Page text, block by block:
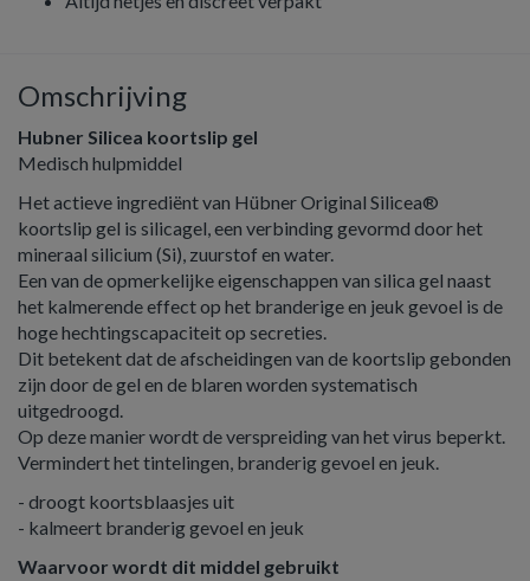
Omschrijving
Hubner Silicea koortslip gel
Medisch hulpmiddel
Het actieve ingrediënt van Hübner Original Silicea®
koortslip gel is silicagel, een verbinding gevormd door het
mineraal silicium (Si), zuurstof en water.
Een van de opmerkelijke eigenschappen van silica gel naast
het kalmerende effect op het branderige en jeuk gevoel is de
hoge hechtingscapaciteit op secreties.
Dit betekent dat de afscheidingen van de koortslip gebonden
zijn door de gel en de blaren worden systematisch
uitgedroogd.
Op deze manier wordt de verspreiding van het virus beperkt.
Vermindert het tintelingen, branderig gevoel en jeuk.
- droogt koortsblaasjes uit
- kalmeert branderig gevoel en jeuk
Waarvoor wordt dit middel gebruikt